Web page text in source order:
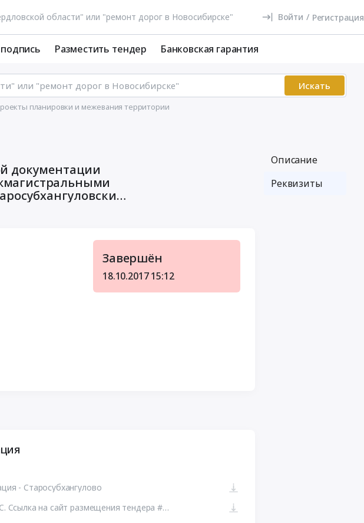
Войти / Регистрация
Разместить тендер Банковская гарантия
Искать
планировки и межевания территории
с
съемки)
Завершён
18.10.2017 15:12
- Старосубхангулово
223-ФЗ ЕИС. Ссылка на сайт размещения тендера #110969022509.doc
Описание
Реквизиты